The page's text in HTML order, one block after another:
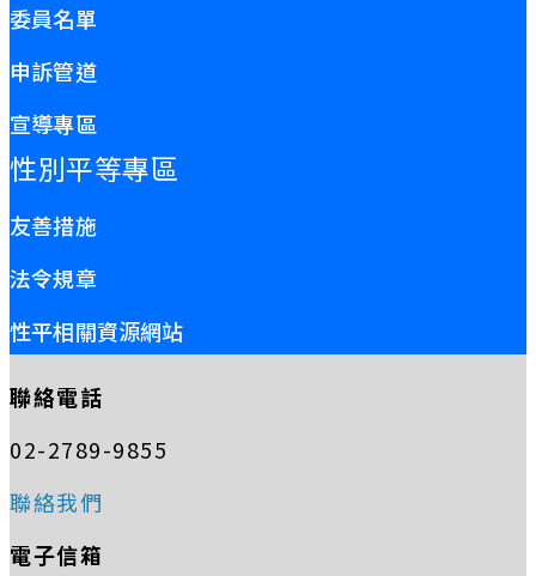
委員名單
申訴管道
宣導專區
性別平等專區
友善措施
法令規章
性平相關資源網站
聯絡電話
02-2789-9855
聯絡我們
電子信箱